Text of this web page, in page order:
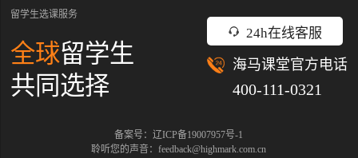
24h在线客服
海马课堂官方电话
400-111-0321
留学生选课服务
全球留学生
共同选择
备案号：辽ICP备19007957号-1
聆听您的声音：feedback@highmark.com.cn